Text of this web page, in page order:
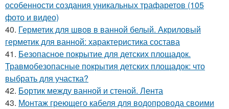
особенности создания уникальных трафаретов (105
фото и видео)
40. Герметик для швов в ванной белый. Акриловый
герметик для ванной: характеристика состава
41. Безопасное покрытие для детских площадок.
Травмобезопасные покрытия детских площадок: что
выбрать для участка?
42. Бортик между ванной и стеной. Лента
43. Монтаж греющего кабеля для водопровода своими